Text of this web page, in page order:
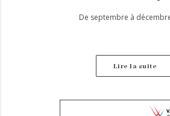
De septembre à
Lire la suite